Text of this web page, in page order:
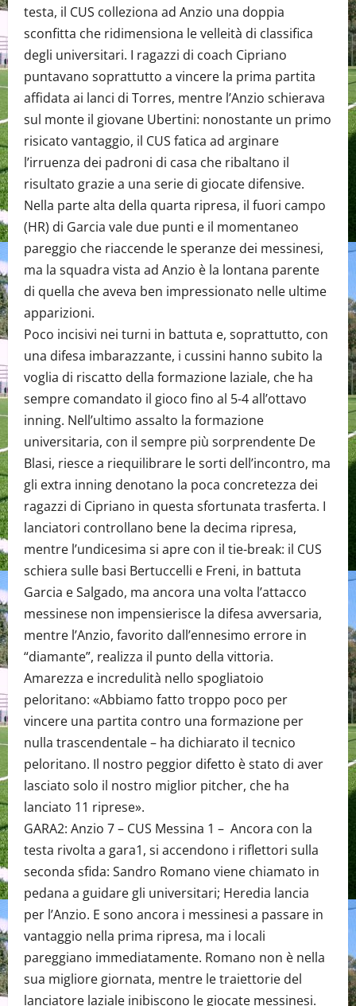
testa, il CUS colleziona ad Anzio una doppia
sconfitta che ridimensiona le velleità di classifica
degli universitari. I ragazzi di coach Cipriano
puntavano soprattutto a vincere la prima partita
affidata ai lanci di Torres, mentre l’Anzio schierava
sul monte il giovane Ubertini: nonostante un primo
risicato vantaggio, il CUS fatica ad arginare
l’irruenza dei padroni di casa che ribaltano il
risultato grazie a una serie di giocate difensive.
Nella parte alta della quarta ripresa, il fuori campo
(HR) di Garcia vale due punti e il momentaneo
pareggio che riaccende le speranze dei messinesi,
ma la squadra vista ad Anzio è la lontana parente
di quella che aveva ben impressionato nelle ultime
apparizioni.
Poco incisivi nei turni in battuta e, soprattutto, con
una difesa imbarazzante, i cussini hanno subito la
voglia di riscatto della formazione laziale, che ha
sempre comandato il gioco fino al 5-4 all’ottavo
inning. Nell’ultimo assalto la formazione
universitaria, con il sempre più sorprendente De
Blasi, riesce a riequilibrare le sorti dell’incontro, ma
gli extra inning denotano la poca concretezza dei
ragazzi di Cipriano in questa sfortunata trasferta. I
lanciatori controllano bene la decima ripresa,
mentre l’undicesima si apre con il tie-break: il CUS
schiera sulle basi Bertuccelli e Freni, in battuta
Garcia e Salgado, ma ancora una volta l’attacco
messinese non impensierisce la difesa avversaria,
mentre l’Anzio, favorito dall’ennesimo errore in
“diamante”, realizza il punto della vittoria.
Amarezza e incredulità nello spogliatoio
peloritano: «Abbiamo fatto troppo poco per
vincere una partita contro una formazione per
nulla trascendentale – ha dichiarato il tecnico
peloritano. Il nostro peggior difetto è stato di aver
lasciato solo il nostro miglior pitcher, che ha
lanciato 11 riprese».
GARA2: Anzio 7 – CUS Messina 1 – Ancora con la
testa rivolta a gara1, si accendono i riflettori sulla
seconda sfida: Sandro Romano viene chiamato in
pedana a guidare gli universitari; Heredia lancia
per l’Anzio. E sono ancora i messinesi a passare in
vantaggio nella prima ripresa, ma i locali
pareggiano immediatamente. Romano non è nella
sua migliore giornata, mentre le traiettorie del
lanciatore laziale inibiscono le giocate messinesi.